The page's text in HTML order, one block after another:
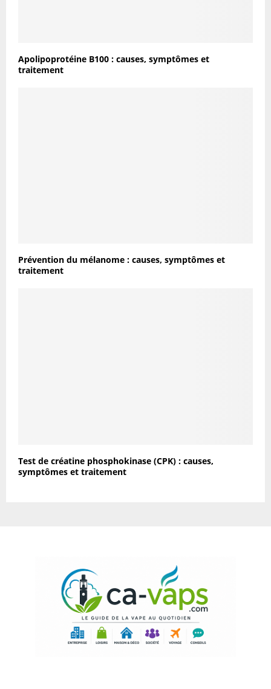
Apolipoprotéine B100 : causes, symptômes et
traitement
Prévention du mélanome : causes, symptômes et
traitement
Test de créatine phosphokinase (CPK) : causes,
symptômes et traitement